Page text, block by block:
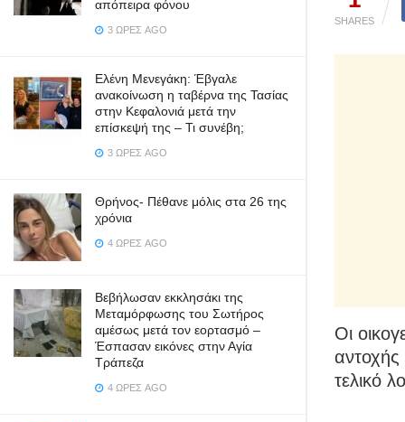
απόπειρα φόνου
3 ΏΡΕΣ AGO
Ελένη Μενεγάκη: Έβγαλε
ανακοίνωση η ταβέρνα της Τασίας
στην Κεφαλονιά μετά την
επίσκεψή της – Τι συνέβη;
3 ΏΡΕΣ AGO
Θρήνος- Πέθανε μόλις στα 26 της
χρόνια
4 ΏΡΕΣ AGO
Βεβήλωσαν εκκλησάκι της
Μεταμόρφωσης του Σωτήρος
αμέσως μετά τον εορτασμό –
Έσπασαν εικόνες στην Αγία
Τράπεζα
4 ΏΡΕΣ AGO
SHARES
Οι
τελικό